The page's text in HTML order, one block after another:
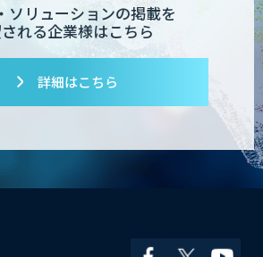
デジフロー
ソリューションの掲載を
れる企業様はこちら
詳細はこちら